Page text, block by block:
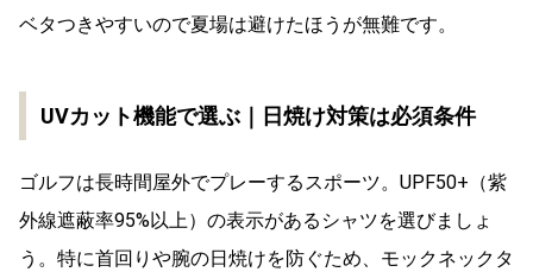
ベタつきやすいので夏場は避けたほうが無難です。
UVカット機能で選ぶ｜日焼け対策は必須条件
ゴルフは長時間屋外でプレーするスポーツ。UPF50+（紫
外線遮蔽率95%以上）の表示があるシャツを選びましょ
う。特に首回りや腕の日焼けを防ぐため、モックネックタ